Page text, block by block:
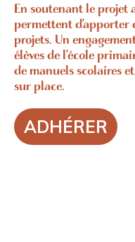
En soutenant le projet
permettent d’apporter
projets. Un
élèves de l’école
de manuels scolaires
sur place.
ADHÉRER